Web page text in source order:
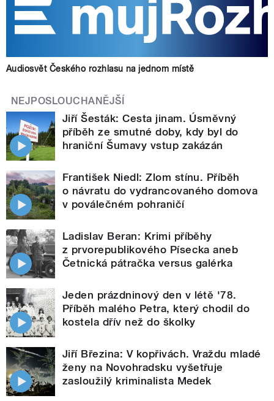
Audiosvět Českého rozhlasu na jednom místě
NEJPOSLOUCHANĚJŠÍ
Jiří Šesták: Cesta jinam. Úsměvný
příběh ze smutné doby, kdy byl do
hraniční Šumavy vstup zakázán
František Niedl: Zlom stínu. Příběh
o návratu do vydrancovaného domova
v poválečném pohraničí
Ladislav Beran: Krimi příběhy
z prvorepublikového Písecka aneb
Četnická pátračka versus galérka
Jeden prázdninový den v létě '78.
Příběh malého Petra, který chodil do
kostela dřív než do školky
Jiří Březina: V kopřivách. Vraždu mladé
ženy na Novohradsku vyšetřuje
zasloužilý kriminalista Medek